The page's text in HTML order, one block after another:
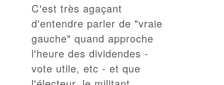
C'est très agaçant
d'entendre parler de "vraie
gauche" quand approche
l'heure des dividendes -
vote utile, etc - et que